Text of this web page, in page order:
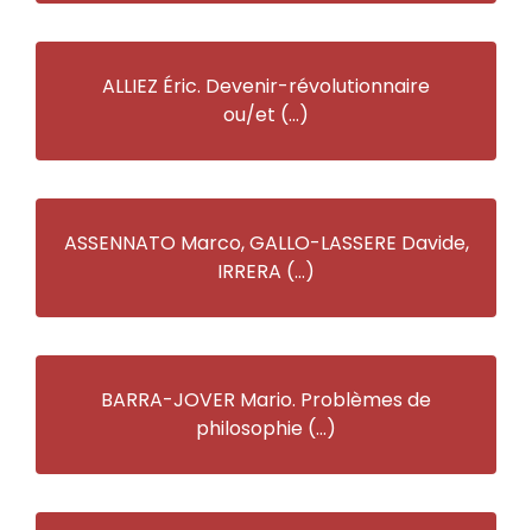
ALLIEZ Éric. Devenir-révolutionnaire
ou/et (…)
ASSENNATO Marco, GALLO-LASSERE Davide,
IRRERA (…)
BARRA-JOVER Mario. Problèmes de
philosophie (…)